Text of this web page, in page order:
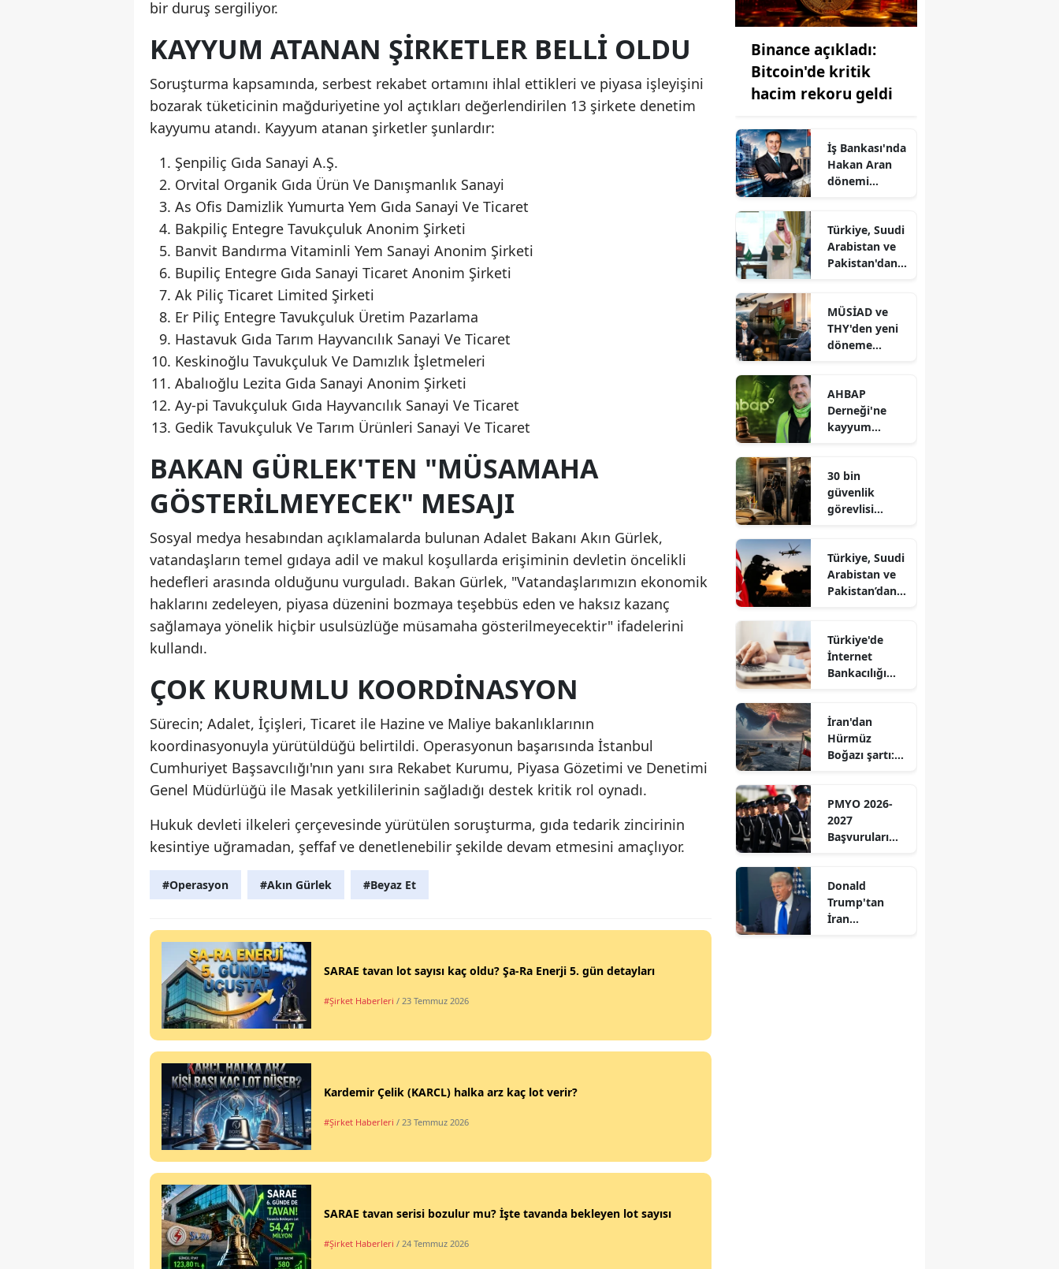
bir duruş sergiliyor.
KAYYUM ATANAN ŞIRKETLER BELLI OLDU
Soruşturma kapsamında, serbest rekabet ortamını ihlal ettikleri ve piyasa işleyişini
bozarak tüketicinin mağduriyetine yol açtıkları değerlendirilen 13 şirkete denetim
kayyumu atandı. Kayyum atanan şirketler şunlardır:
Şenpiliç Gıda Sanayi A.Ş.
Orvital Organik Gıda Ürün Ve Danışmanlık Sanayi
As Ofis Damizlik Yumurta Yem Gıda Sanayi Ve Ticaret
Bakpiliç Entegre Tavukçuluk Anonim Şirketi
Banvit Bandırma Vitaminli Yem Sanayi Anonim Şirketi
Bupiliç Entegre Gıda Sanayi Ticaret Anonim Şirketi
Ak Piliç Ticaret Limited Şirketi
Er Piliç Entegre Tavukçuluk Üretim Pazarlama
Hastavuk Gıda Tarım Hayvancılık Sanayi Ve Ticaret
Keskinoğlu Tavukçuluk Ve Damızlık İşletmeleri
Abalıoğlu Lezita Gıda Sanayi Anonim Şirketi
Ay-pi Tavukçuluk Gıda Hayvancılık Sanayi Ve Ticaret
Gedik Tavukçuluk Ve Tarım Ürünleri Sanayi Ve Ticaret
BAKAN GÜRLEK'TEN "MÜSAMAHA
GÖSTERILMEYECEK" MESAJI
Sosyal medya hesabından açıklamalarda bulunan Adalet Bakanı Akın Gürlek,
vatandaşların temel gıdaya adil ve makul koşullarda erişiminin devletin öncelikli
hedefleri arasında olduğunu vurguladı. Bakan Gürlek, "Vatandaşlarımızın ekonomik
haklarını zedeleyen, piyasa düzenini bozmaya teşebbüs eden ve haksız kazanç
sağlamaya yönelik hiçbir usulsüzlüğe müsamaha gösterilmeyecektir" ifadelerini
kullandı.
ÇOK KURUMLU KOORDINASYON
Sürecin; Adalet, İçişleri, Ticaret ile Hazine ve Maliye bakanlıklarının
koordinasyonuyla yürütüldüğü belirtildi. Operasyonun başarısında İstanbul
Cumhuriyet Başsavcılığı'nın yanı sıra Rekabet Kurumu, Piyasa Gözetimi ve Denetimi
Genel Müdürlüğü ile Masak yetkililerinin sağladığı destek kritik rol oynadı.
Hukuk devleti ilkeleri çerçevesinde yürütülen soruşturma, gıda tedarik zincirinin
kesintiye uğramadan, şeffaf ve denetlenebilir şekilde devam etmesini amaçlıyor.
#Operasyon #Akın Gürlek #Beyaz Et
SARAE tavan lot sayısı kaç oldu? Şa-Ra Enerji 5. gün detayları
#Şirket Haberleri / 23 Temmuz 2026
Kardemir Çelik (KARCL) halka arz kaç lot verir?
#Şirket Haberleri / 23 Temmuz 2026
SARAE tavan serisi bozulur mu? İşte tavanda bekleyen lot sayısı
#Şirket Haberleri / 24 Temmuz 2026
Binance açıkladı:
Bitcoin'de kritik
hacim rekoru geldi
İş Bankası'nda
Hakan Aran
dönemi
Türkiye, Suudi
Arabistan ve
Pakistan'dan
MÜSİAD ve
THY'den yeni
döneme
görüşme
AHBAP
Derneği'ne
kayyum
kritik karar
30 bin
güvenlik
görevlisi
uygulama
Türkiye, Suudi
Arabistan ve
Pakistan’dan
Türkiye'de
İnternet
Bankacılığı
Yükseldi
İran'dan
Hürmüz
Boğazı şartı:
geçiş yasağı
PMYO 2026-
2027
Başvuruları
Alınacak
Donald
Trump'tan
İran